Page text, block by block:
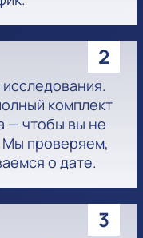
2
комплект
— чтобы вы не
Мы проверяем,
о дате.
3